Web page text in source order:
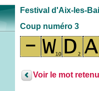
Festival d'Aix-les-
Coup numéro 3
Voir le mot